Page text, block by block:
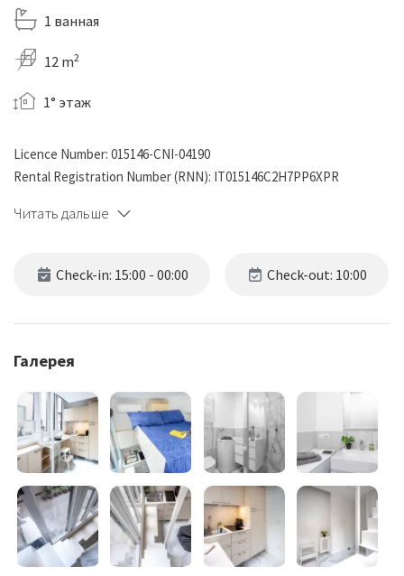
1 ванная
12 m2
1° этаж
Licence Number: 015146-CNI-04190
Rental Registration Number (RNN): IT015146C2H7PP6XPR
Читать дальше
Check-in: 15:00 - 00:00 Check-out: 10:00
Галерея